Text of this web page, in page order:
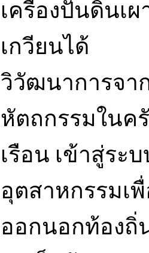
เครื่องปั้นดินเ
เกวียนได้
วิวัฒนาการจา
หัตถกรรมในค
เรือน เข้าสู่ระ
อุตสาหกรรมเ
ออกนอกท้องถิ่